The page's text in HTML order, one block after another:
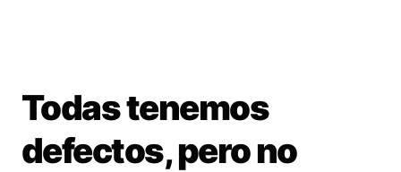
Todas tenemos
defectos, pero no